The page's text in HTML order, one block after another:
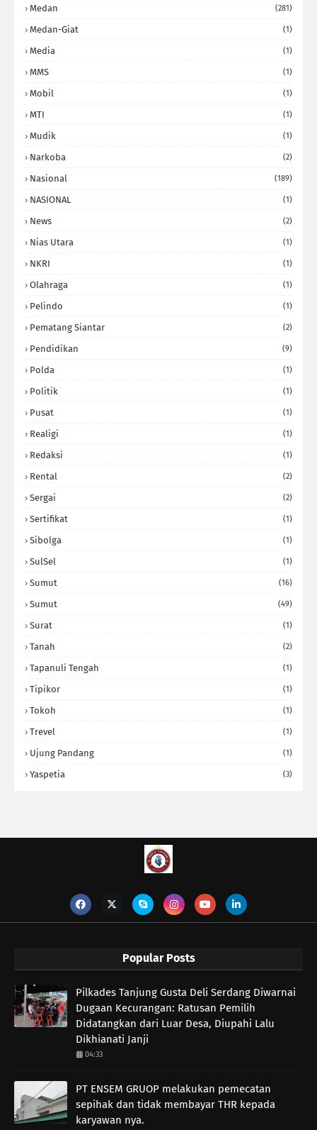
Medan (281)
Medan-Giat (1)
Media (1)
MMS (1)
Mobil (1)
MTI (1)
Mudik (1)
Narkoba (2)
Nasional (189)
NASIONAL (1)
News (2)
Nias Utara (1)
NKRI (1)
Olahraga (1)
Pelindo (1)
Pematang Siantar (2)
Pendidikan (9)
Polda (1)
Politik (1)
Pusat (1)
Realigi (1)
Redaksi (1)
Rental (2)
Sergai (2)
Sertifikat (1)
Sibolga (1)
SulSel (1)
Sumut (16)
Sumut (49)
Surat (1)
Tanah (2)
Tapanuli Tengah (1)
Tipikor (1)
Tokoh (1)
Trevel (1)
Ujung Pandang (1)
Yaspetia (3)
Popular Posts
Pilkades Tanjung Gusta Deli Serdang Diwarnai
Dugaan Kecurangan: Ratusan Pemilih
Didatangkan dari Luar Desa, Diupahi Lalu
Dikhianati Janji
04:33
PT ENSEM GRUOP melakukan pemecatan
sepihak dan tidak membayar THR kepada
karyawan nya.